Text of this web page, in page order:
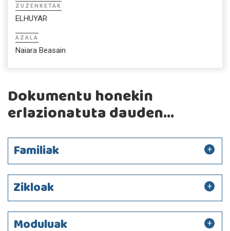
ZUZENKETAK
ELHUYAR
AZALA
Naiara Beasain
Dokumentu honekin
erlazionatuta dauden...
Familiak
Zikloak
Moduluak